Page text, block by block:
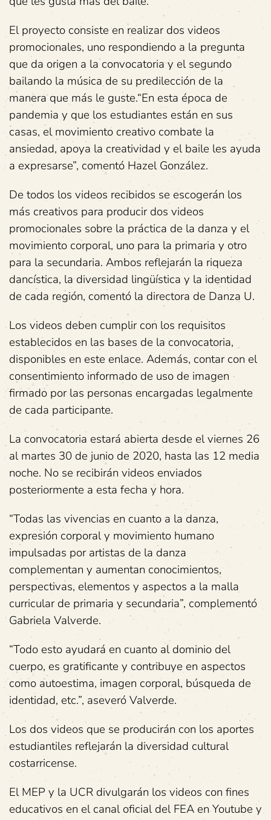
El proyecto consiste en realizar dos videos
promocionales, uno respondiendo a la pregunta
que da origen a la convocatoria y el segundo
bailando la música de su predilección de la
manera que más le guste.“En esta época de
pandemia y que los estudiantes están en sus
casas, el movimiento creativo combate la
ansiedad, apoya la creatividad y el baile les ayuda
a expresarse”, comentó Hazel González.
De todos los videos recibidos se escogerán los
más creativos para producir dos videos
promocionales sobre la práctica de la danza y el
movimiento corporal, uno para la primaria y otro
para la secundaria. Ambos reflejarán la riqueza
dancística, la diversidad lingüística y la identidad
de cada región, comentó la directora de Danza U.
Los videos deben cumplir con los requisitos
establecidos en las bases de la convocatoria,
disponibles en este enlace. Además, contar con el
consentimiento informado de uso de imagen
firmado por las personas encargadas legalmente
de cada participante.
La convocatoria estará abierta desde el viernes 26
al martes 30 de junio de 2020, hasta las 12 media
noche. No se recibirán videos enviados
posteriormente a esta fecha y hora.
“Todas las vivencias en cuanto a la danza,
expresión corporal y movimiento humano
impulsadas por artistas de la danza
complementan y aumentan conocimientos,
perspectivas, elementos y aspectos a la malla
curricular de primaria y secundaria”, complementó
Gabriela Valverde.
“Todo esto ayudará en cuanto al dominio del
cuerpo, es gratificante y contribuye en aspectos
como autoestima, imagen corporal, búsqueda de
identidad, etc.”, aseveró Valverde.
Los dos videos que se producirán con los aportes
estudiantiles reflejarán la diversidad cultural
costarricense.
El MEP y la UCR divulgarán los videos con fines
educativos en el canal oficial del FEA en Youtube y